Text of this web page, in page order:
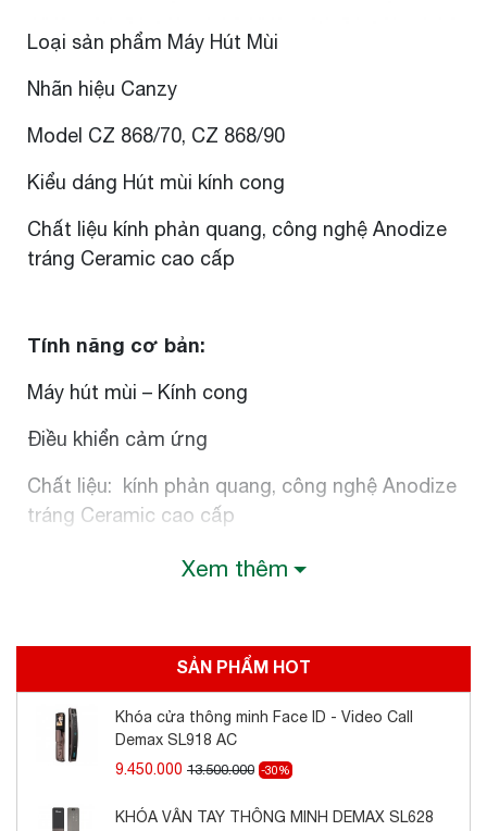
Loại sản phẩm Máy Hút Mùi
Nhãn hiệu Canzy
Model CZ 868/70, CZ 868/90
Kiểu dáng Hút mùi kính cong
Chất liệu kính phản quang, công nghệ Anodize
tráng Ceramic cao cấp
Tính năng cơ bản:
Máy hút mùi – Kính cong
Điều khiển cảm ứng
Chất liệu: kính phản quang, công nghệ Anodize
tráng Ceramic cao cấp
Thông số kỹ thuật:
Kích thước: 700/900mm
Xem thêm
SẢN PHẨM HOT
Khóa cửa thông minh Face ID - Video Call
Demax SL918 AC
9.450.000 13.500.000 -30%
KHÓA VÂN TAY THÔNG MINH DEMAX SL628